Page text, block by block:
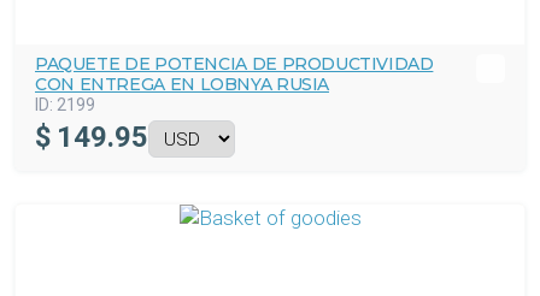
PAQUETE DE POTENCIA DE PRODUCTIVIDAD
CON ENTREGA EN LOBNYA RUSIA
ID: 2199
$ 149.95